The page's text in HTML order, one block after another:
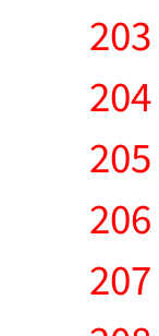
203
204
205
206
207